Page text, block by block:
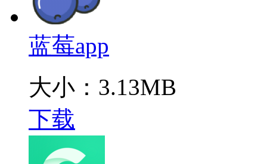
蓝莓app
大小：3.13MB
下载